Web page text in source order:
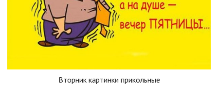
Вторник картинки прикольные